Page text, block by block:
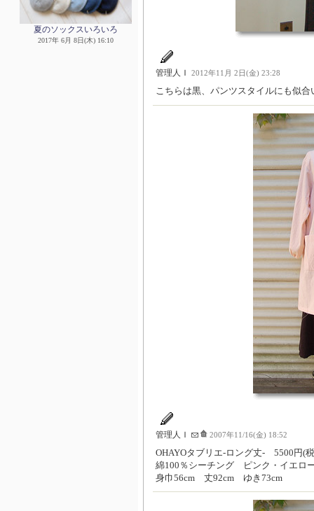
夏のソックスいろいろ
2017年 6月 8日(木) 16:10
管理人Ｉ 2012年11月 2日(金) 23:28
こちらは黒、パンツスタイルにも似合
管理人Ｉ 2007年11/16(金) 18:52
OHAYOタブリエ-ロング丈- 5500円(
綿100％シーチング ピンク・イエロ
身巾56cm 丈92cm ゆき73cm